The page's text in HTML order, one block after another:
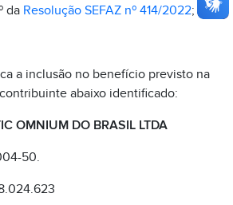
da Resolução SEFAZ nº 414/2022;
a inclusão no benefício previsto na
abaixo identificado:
OMNIUM DO BRASIL LTDA
50.